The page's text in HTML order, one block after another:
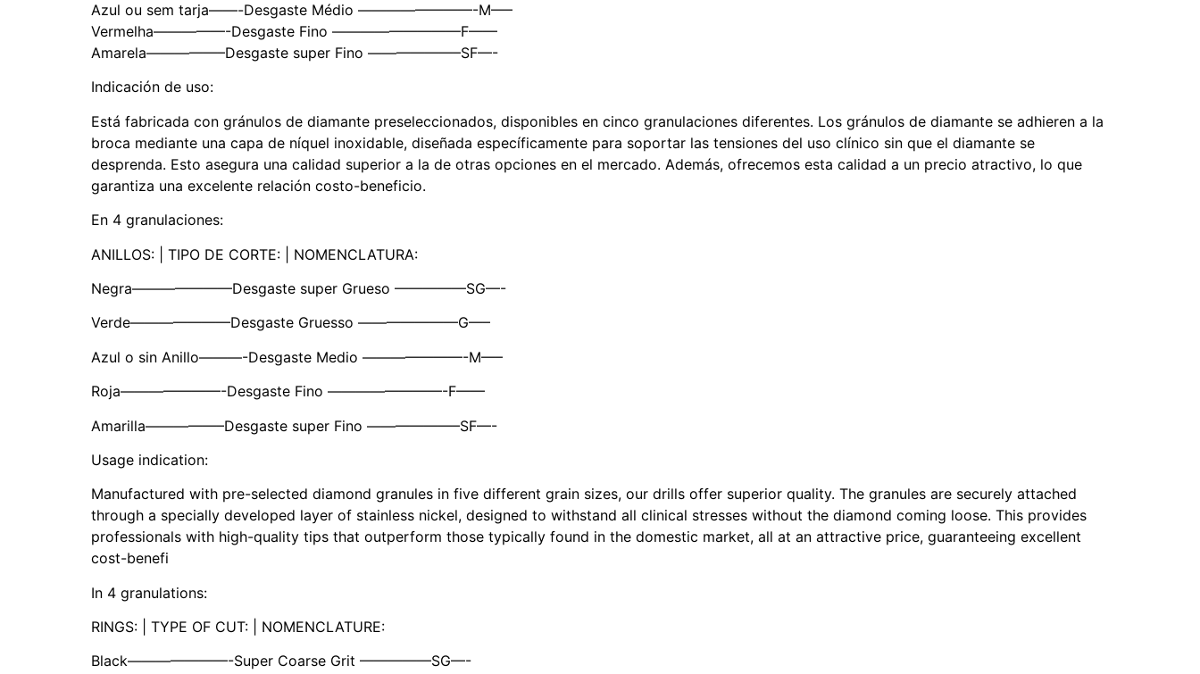
Azul ou sem tarja——-Desgaste Médio ————————-M—–
Vermelha—————-Desgaste Fino —————————F——
Amarela—————–Desgaste super Fino ——————–SF—-
Indicación de uso:
Está fabricada con gránulos de diamante preseleccionados, disponibles en cinco granulaciones diferentes. Los gránulos de diamante se adhieren a la
broca mediante una capa de níquel inoxidable, diseñada específicamente para soportar las tensiones del uso clínico sin que el diamante se
desprenda. Esto asegura una calidad superior a la de otras opciones en el mercado. Además, ofrecemos esta calidad a un precio atractivo, lo que
garantiza una excelente relación costo-beneficio.
En 4 granulaciones:
ANILLOS: | TIPO DE CORTE: | NOMENCLATURA:
Negra———————Desgaste super Grueso —————SG—-
Verde———————Desgaste Gruesso ———————G—–
Azul o sin Anillo———-Desgaste Medio ———————-M—–
Roja———————-Desgaste Fino ————————-F——
Amarilla—————–Desgaste super Fino ——————–SF—-
Usage indication:
Manufactured with pre-selected diamond granules in five different grain sizes, our drills offer superior quality. The granules are securely attached
through a specially developed layer of stainless nickel, designed to withstand all clinical stresses without the diamond coming loose. This provides
professionals with high-quality tips that outperform those typically found in the domestic market, all at an attractive price, guaranteeing excellent
cost-benefi
In 4 granulations:
RINGS: | TYPE OF CUT: | NOMENCLATURE:
Black———————-Super Coarse Grit —————SG—-